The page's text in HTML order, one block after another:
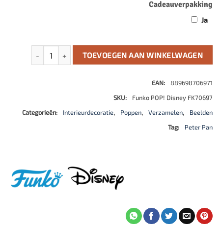
Cadeauverpakking
Ja
Peter Pan 70th Anniversary POP! Disney Vinyl Figure
TOEVOEGEN AAN WINKELWAGEN
EAN:
889698706971
SKU:
Funko POP! Disney FK70697
Categorieën:
Interieurdecoratie, Poppen, Verzamelen,
Beelden
Tag:
Peter Pan